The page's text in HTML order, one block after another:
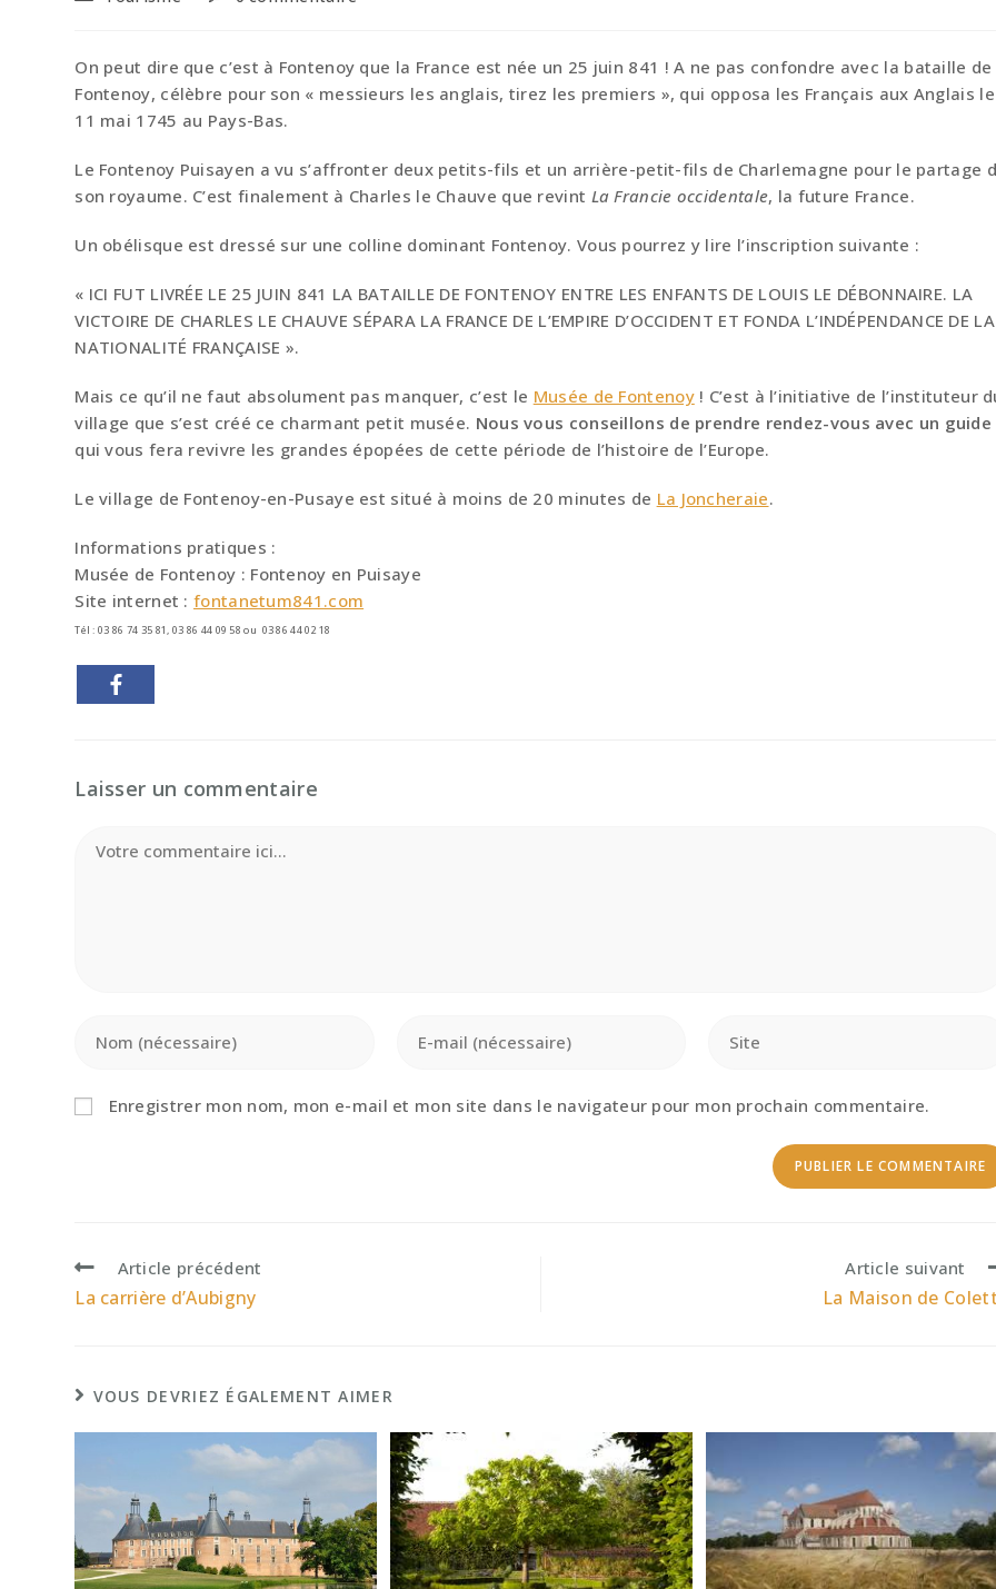
publication :
On peut dire que c’est à Fontenoy que la France est née un 25 juin 841 ! A ne pas confondre avec la bataille de
Fontenoy, célèbre pour son « messieurs les anglais, tirez les premiers », qui opposa les Français aux Anglais le
11 mai 1745 au Pays-Bas.
Le Fontenoy Puisayen a vu s’affronter deux petits-fils et un arrière-petit-fils de Charlemagne pour le partage
son royaume. C’est finalement à Charles le Chauve que revint La Francie occidentale, la future France.
Un obélisque est dressé sur une colline dominant Fontenoy. Vous pourrez y lire l’inscription suivante :
« ICI FUT LIVRÉE LE 25 JUIN 841 LA BATAILLE DE FONTENOY ENTRE LES ENFANTS DE LOUIS LE DÉBONNAIRE. LA
VICTOIRE DE CHARLES LE CHAUVE SÉPARA LA FRANCE DE L’EMPIRE D’OCCIDENT ET FONDA L’INDÉPENDANCE DE LA
NATIONALITÉ FRANÇAISE ».
Mais ce qu’il ne faut absolument pas manquer, c’est le Musée de Fontenoy! C’est à l’initiative de l’instituteur
village que s’est créé ce charmant petit musée. Nous vous conseillons de prendre rendez-vous avec un guide
qui vous fera revivre les grandes épopées de cette période de l’histoire de l’Europe.
Le village de Fontenoy-en-Pusaye est situé à moins de 20 minutes de La Joncheraie.
Informations pratiques :
Musée de Fontenoy : Fontenoy en Puisaye
Site internet :fontanetum841.com
Tél : 03 86 74 35 81, 03 86 44 09 58 ou 03 86 44 02 18
Laisser un commentaire
your
or
your
address
l’URL
votre
(facultatif)
Enregistrer mon nom, mon e-mail et mon site dans le navigateur pour mon prochain commentaire.
Read
more
Article précédent
La carrière d’Aubigny
Article suivant
La Maison de
VOUS DEVRIEZ ÉGALEMENT AIMER